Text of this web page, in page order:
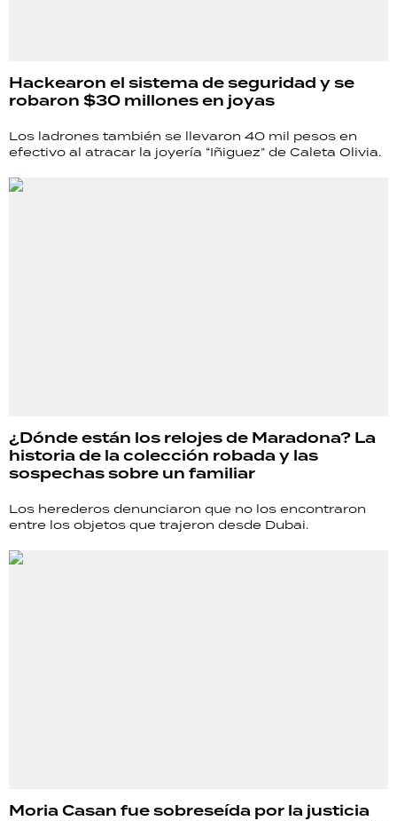
Hackearon el sistema de seguridad y se
robaron $30 millones en joyas
Los ladrones también se llevaron 40 mil pesos en
efectivo al atracar la joyería “Iñiguez” de Caleta Olivia.
¿Dónde están los relojes de Maradona? La
historia de la colección robada y las
sospechas sobre un familiar
Los herederos denunciaron que no los encontraron
entre los objetos que trajeron desde Dubai.
Moria Casan fue sobreseída por la justicia